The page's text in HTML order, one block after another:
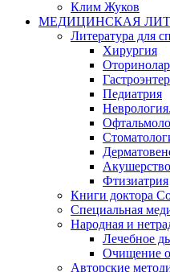
Клим Жуков
МЕДИЦИНСКАЯ
Литература для
Хирургия
Педиатрия
Фтизиатрия
Книги доктора
Специальная
Народная и
Лечебное
Очищение
Авторские